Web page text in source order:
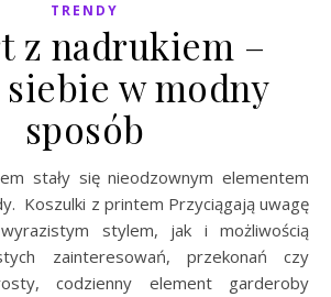
TRENDY
z nadrukiem –
w modny
sposób
Koszulki z printem Przyciągają uwagę
stylem, jak i możliwością
zainteresowań, przekonań czy
codzienny element garderoby